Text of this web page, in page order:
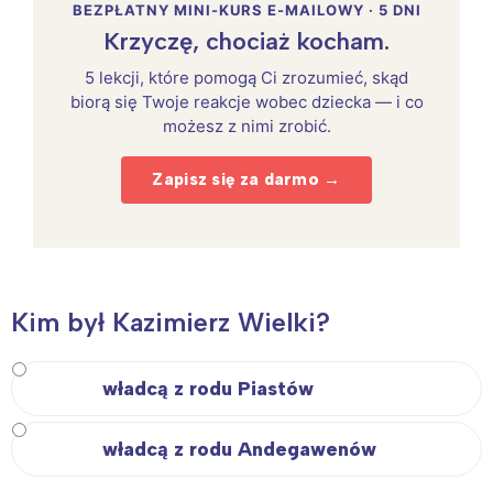
BEZPŁATNY MINI-KURS E-MAILOWY · 5 DNI
Krzyczę, chociaż kocham.
5 lekcji, które pomogą Ci zrozumieć, skąd
biorą się Twoje reakcje wobec dziecka — i co
możesz z nimi zrobić.
Zapisz się za darmo →
Kim był Kazimierz Wielki?
władcą z rodu Piastów
władcą z rodu Andegawenów